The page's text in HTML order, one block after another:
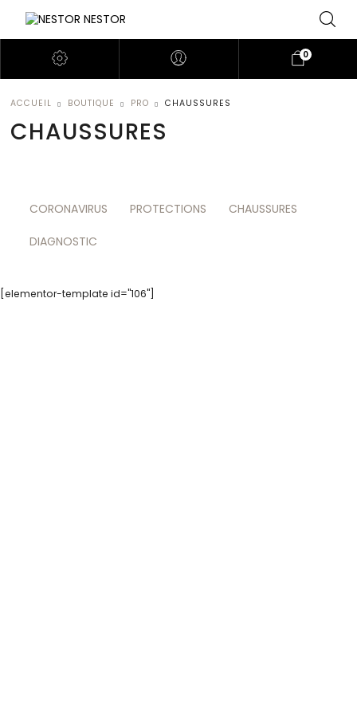
0
ACCUEIL BOUTIQUE PRO CHAUSSURES
CHAUSSURES
CORONAVIRUS PROTECTIONS CHAUSSURES
DIAGNOSTIC
[elementor-template id="106"]